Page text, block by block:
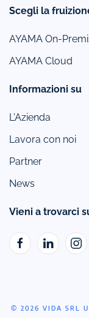
Scegli la
AYAMA On-
AYAMA Cloud
Informazioni su
L'Azienda
Lavora con noi
Partner
News
Vieni a trovarci
© 2026 VIDA SRL